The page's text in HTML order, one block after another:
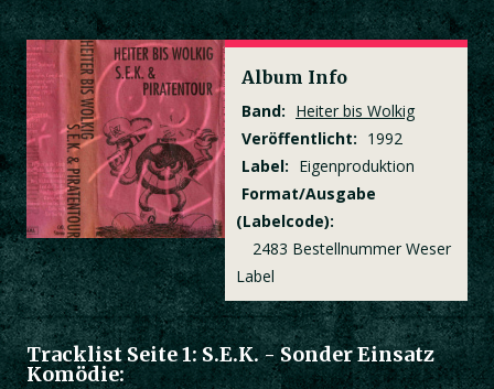
Album Info
Band: Heiter bis Wolkig
Veröffentlicht: 1992
Label: Eigenproduktion
Format/Ausgabe
(Labelcode):
2483 Bestellnummer Weser
Label
Tracklist Seite 1: S.E.K. - Sonder Einsatz
Komödie: